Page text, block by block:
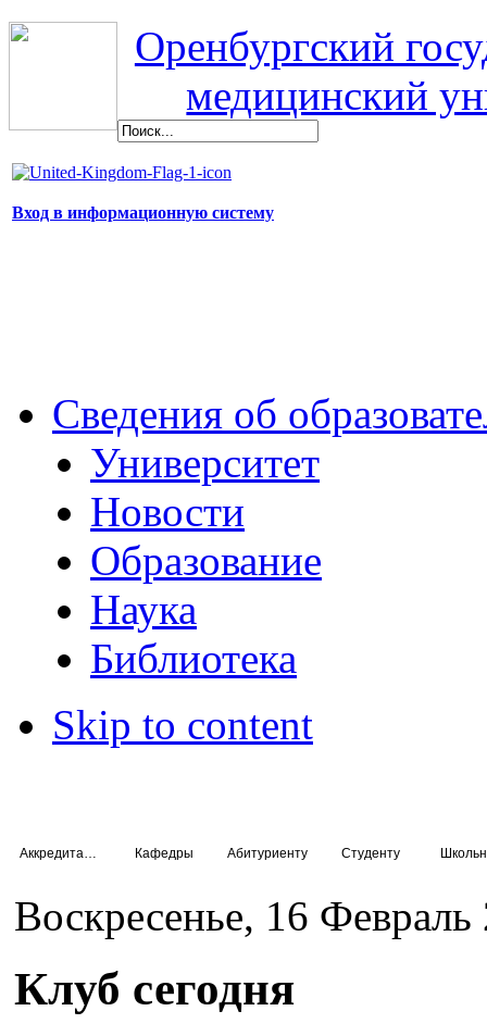
Оренбургский
медицинский
Вход в информационную систему
Сведения об
Университет
Новости
Образование
Наука
Библиотека
Skip to content
Кафедры Абитуриенту Студенту
Воскресенье, 16
Клуб сегодня